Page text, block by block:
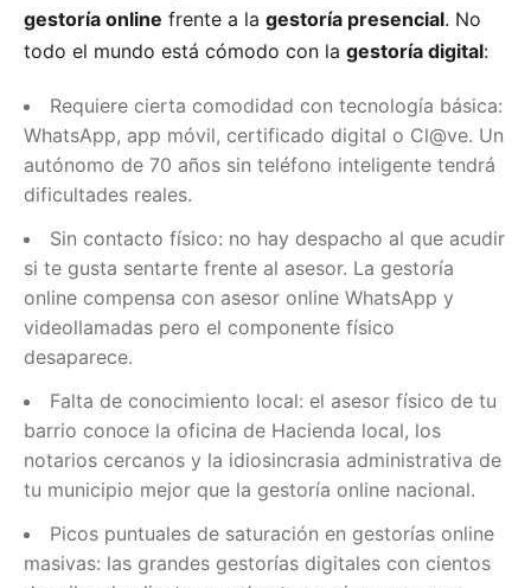
gestoría online frente a la gestoría presencial. No
todo el mundo está cómodo con la gestoría digital:
Requiere cierta comodidad con tecnología básica:
WhatsApp, app móvil, certificado digital o Cl@ve. Un
autónomo de 70 años sin teléfono inteligente tendrá
dificultades reales.
Sin contacto físico: no hay despacho al que acudir
si te gusta sentarte frente al asesor. La gestoría
online compensa con asesor online WhatsApp y
videollamadas pero el componente físico
desaparece.
Falta de conocimiento local: el asesor físico de tu
barrio conoce la oficina de Hacienda local, los
notarios cercanos y la idiosincrasia administrativa de
tu municipio mejor que la gestoría online nacional.
Picos puntuales de saturación en gestorías online
masivas: las grandes gestorías digitales con cientos